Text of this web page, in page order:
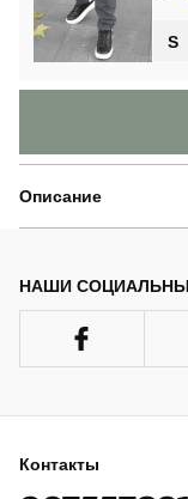
S
Описание
Pobedov «Korol'
Lev & Point»
создан для тех,
кто ценит
прохладное
Куртка
изготовлена из
НАШИ
Контакты